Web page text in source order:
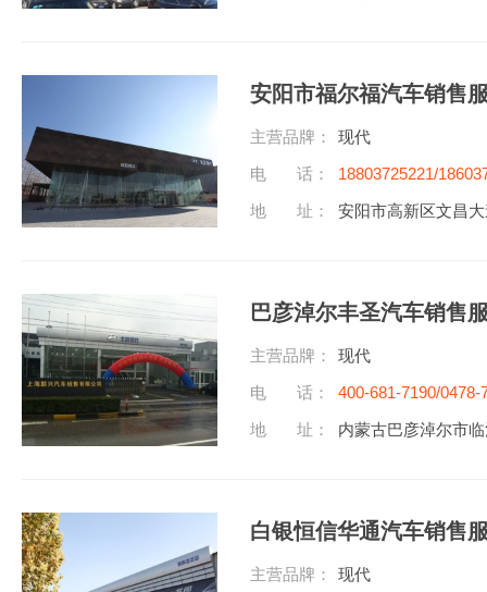
安阳市福尔福汽车销售
主营品牌：
现代
电 话：
18803725221/
地 址：
安阳市高新区文昌
巴彦淖尔丰圣汽车销售
主营品牌：
现代
电 话：
400-681-7190/0478-
地 址：
内蒙古巴彦淖尔市
白银恒信华通汽车销售
主营品牌：
现代